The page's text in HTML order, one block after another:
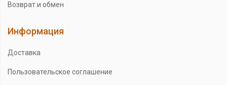
Возврат и обмен
Информация
Доставка
Пользовательское соглашение